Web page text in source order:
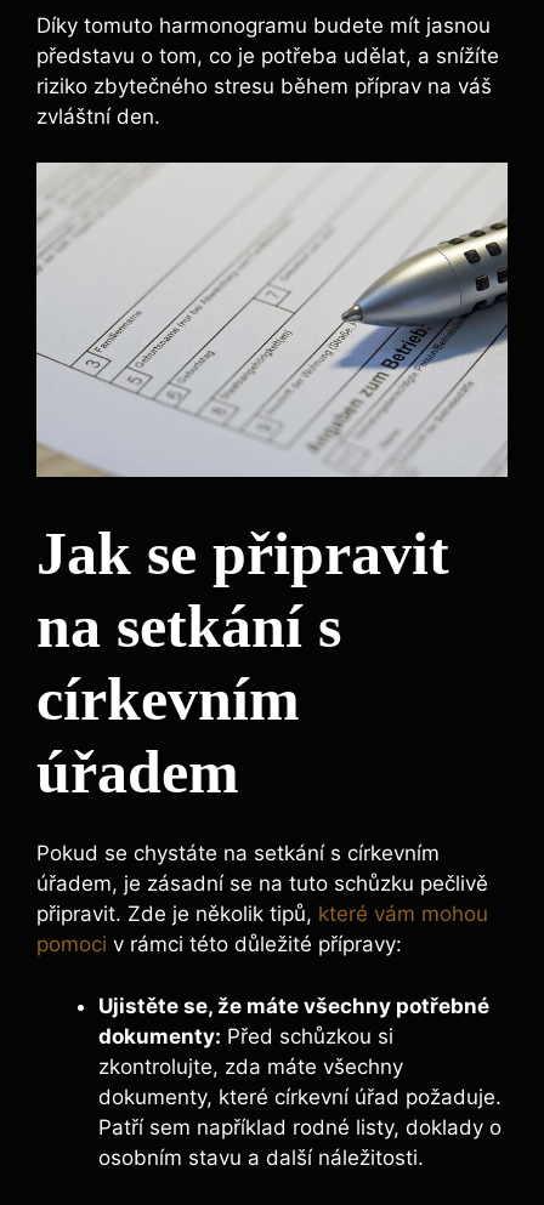
Díky tomuto harmonogramu budete mít jasnou
představu o tom, co je potřeba udělat, a snížíte
riziko zbytečného stresu během příprav na váš
zvláštní den.
Jak se připravit
na setkání s
církevním
úřadem
Pokud se chystáte na setkání s církevním
úřadem, je zásadní se na tuto schůzku pečlivě
připravit. Zde je několik tipů, které vám mohou
pomoci v rámci této důležité přípravy:
Ujistěte se, že máte všechny potřebné
dokumenty: Před schůzkou si
zkontrolujte, zda máte všechny
dokumenty, které církevní úřad požaduje.
Patří sem například rodné listy, doklady o
osobním stavu a další náležitosti.